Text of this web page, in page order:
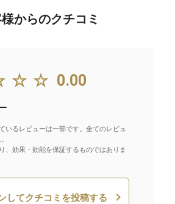
からのクチコミ
0.00
いるレビューは一部です。全てのレビュ
、効果・効能を保証するものではありま
してクチコミを投稿する